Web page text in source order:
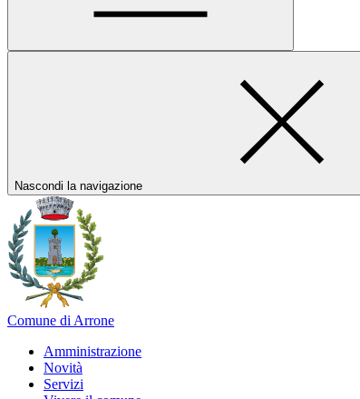
Nascondi la navigazione
Comune di Arrone
Amministrazione
Novità
Servizi